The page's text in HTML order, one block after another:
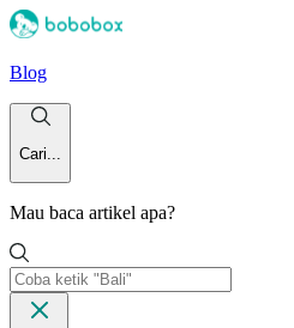
Blog
Cari...
Mau baca artikel apa?